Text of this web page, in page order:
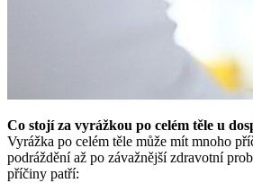
Co stojí za vyrážkou po celém těle u
Vyrážka po celém těle může mít mnoho
podráždění až po závažnější zdravotní
příčiny patří: